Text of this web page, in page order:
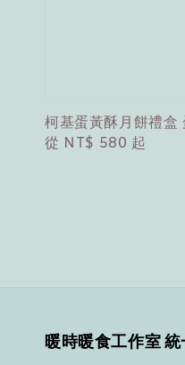
柯基蛋黃酥月餅禮盒
Regular
從 NT$ 580 起
暖時暖食工作室 統